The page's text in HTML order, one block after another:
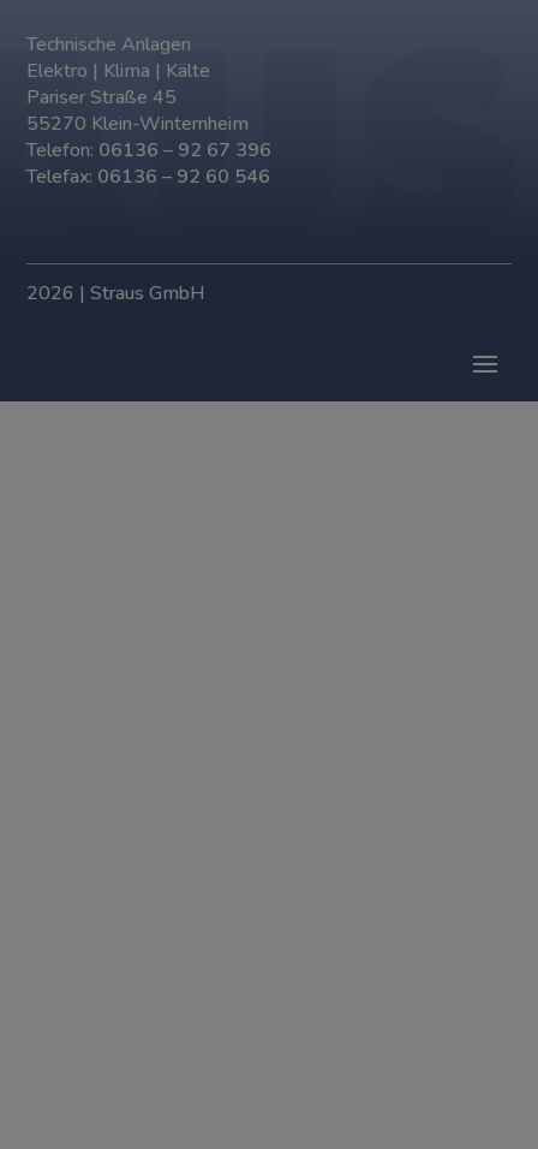
Technische Anlagen
Elektro | Klima | Kälte
Pariser Straße 45
55270 Klein-Winternheim
Telefon: 06136 – 92 67 396
Telefax: 06136 – 92 60 546
2026 | Straus GmbH